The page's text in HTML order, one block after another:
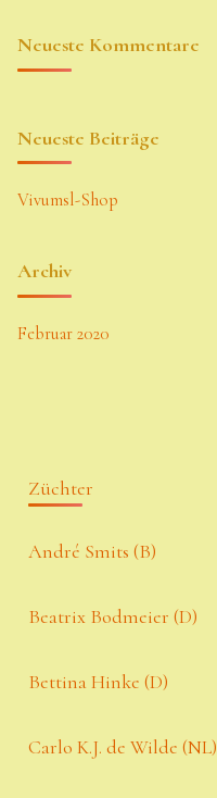
Neueste Kommentare
Neueste Beiträge
Vivumsl-Shop
Archiv
Februar 2020
Züchter
André Smits (B)
Beatrix Bodmeier (D)
Bettina Hinke (D)
Carlo K.J. de Wilde (NL)